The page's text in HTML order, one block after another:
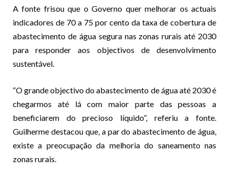
A fonte frisou que o Governo quer melhorar os actuais
indicadores de 70 a 75 por cento da taxa de cobertura de
abastecimento de água segura nas zonas rurais até 2030
para responder aos objectivos de desenvolvimento
sustentável.
“O grande objectivo do abastecimento de água até 2030 é
chegarmos até lá com maior parte das pessoas a
beneficiarem do precioso líquido”, referiu a fonte.
Guilherme destacou que, a par do abastecimento de água,
existe a preocupação da melhoria do saneamento nas
zonas rurais.